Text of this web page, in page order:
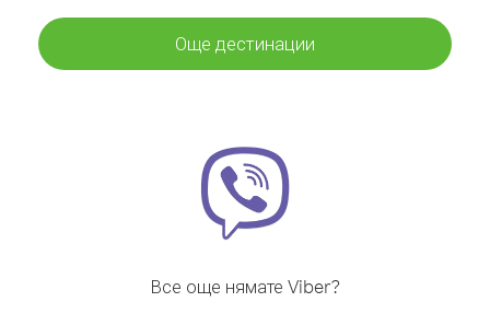
Още дестинации
Все още нямате Viber?